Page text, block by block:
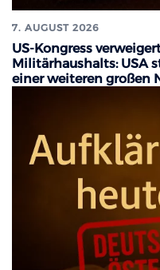
7. AUGUST 2026
US-Kongress
Militärhaushalts: USA
einer weiteren großen